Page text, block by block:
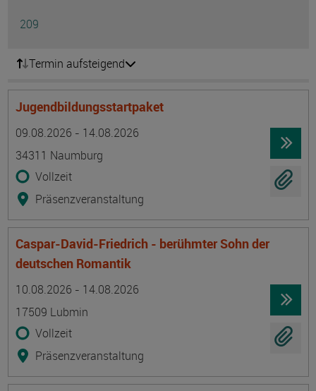
Seite
209
Termin aufsteigend
Jugendbildungsstartpaket
09.08.2026 - 14.08.2026
34311 Naumburg
Vollzeit
Präsenzveranstaltung
Caspar-David-Friedrich - berühmter Sohn der
deutschen Romantik
10.08.2026 - 14.08.2026
17509 Lubmin
Vollzeit
Präsenzveranstaltung